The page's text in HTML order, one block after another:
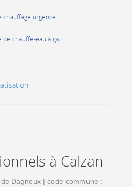
chauffage urgence
de chauffe-eau à gaz
à Calzan
Dagneux | code commune :